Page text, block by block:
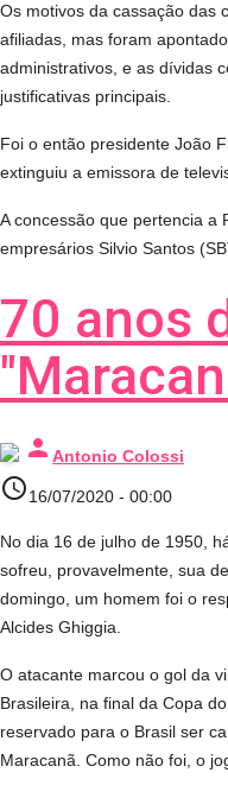
Os motivos da cassação das
afiliadas, mas foram
administrativos, e as dívidas
justificativas principais.
Foi o então presidente João
extinguiu a emissora de
A concessão que pertencia a
empresários Silvio Santos
70 anos
person Antonio Colossi
access_time16/07/2020 - 00:00
No dia 16 de julho de 1950,
sofreu, provavelmente, sua
domingo, um homem foi o
Alcides Ghiggia.
O atacante marcou o gol da
Brasileira, na final da Copa
reservado para o Brasil ser
Maracanã. Como não foi, o